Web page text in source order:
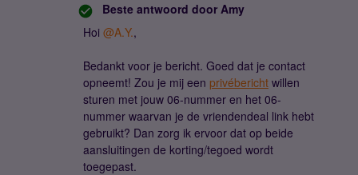
Beste antwoord door Amy
Hoi @A.Y.,
Bedankt voor je bericht. Goed dat je contact
opneemt! Zou je mij een privébericht willen
sturen met jouw 06-nummer en het 06-
nummer waarvan je de vriendendeal link hebt
gebruikt? Dan zorg ik ervoor dat op beide
aansluitingen de korting/tegoed wordt
toegepast.